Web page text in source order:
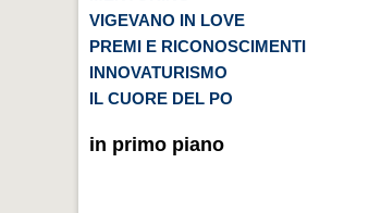
VIGEVANO IN LOVE
PREMI E RICONOSCIMENTI
INNOVATURISMO
IL CUORE DEL PO
in primo piano